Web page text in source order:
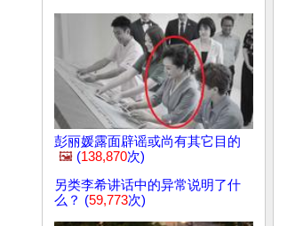
彭丽媛露面辟谣或尚有其它目的
🖼️ (138,870次)
另类李希讲话中的异常说明了什
么？ (59,773次)